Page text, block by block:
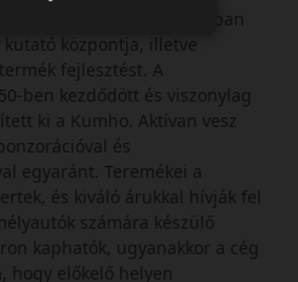
Amerikában és Európában
központja, illetve
fejlesztést. A
ben kezdődött és viszonylag
ki a Kumho. Aktívan vesz
és
egyaránt. Teremékei a
és kiváló árukkal hívják fel
számára készülő
kaphatók, ugyanakkor a cég
hogy előkelő helyen